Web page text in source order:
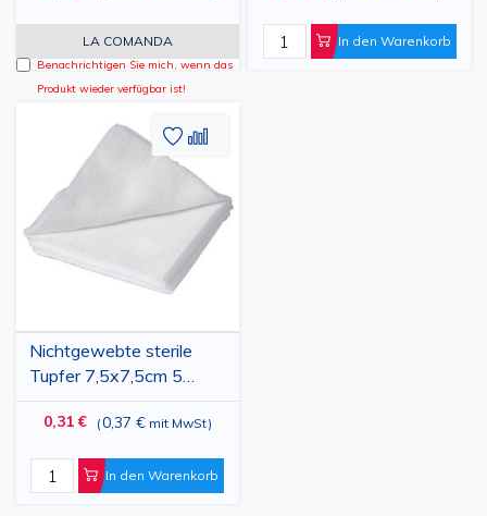
LA COMANDA
Benachrichtigen Sie mich, wenn das
Produkt wieder verfügbar ist!
In den Warenkorb
Nichtgewebte sterile
Tupfer 7,5x7,5cm 5
Stück
0,31 € (0,37 € mit MwSt)
In den Warenkorb
Zur
hinzufügen
Hinzufügen
vergleichen